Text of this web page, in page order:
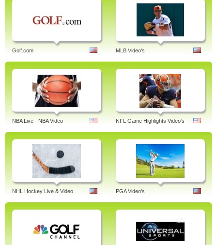
Golf.com MLB Video's
NBA Live - NBA Video NFL Game Highlights Video's
NHL Hockey Live & Video PGA Video's